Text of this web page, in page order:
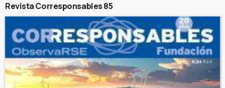
Revista Corresponsables 85